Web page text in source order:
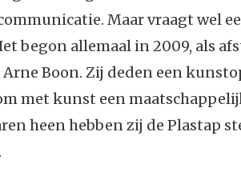
Maar vraagt wel
begon allemaal in 2009, als
Boon. Zij deden een
met kunst een
heen hebben zij de Plastap